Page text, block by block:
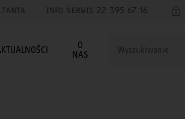
INFO SERWIS 22 395 67 16
O
NAS